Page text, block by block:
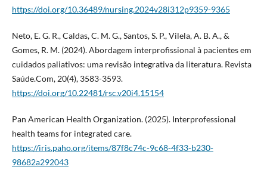
https://doi.org/10.36489/nursing.2024v28i312p9359-9365
Neto, E. G. R., Caldas, C. M. G., Santos, S. P., Vilela, A. B. A., &
Gomes, R. M. (2024). Abordagem interprofissional à pacientes em
cuidados paliativos: uma revisão integrativa da literatura. Revista
Saúde.Com, 20(4), 3583-3593.
https://doi.org/10.22481/rsc.v20i4.15154
Pan American Health Organization. (2025). Interprofessional
health teams for integrated care.
https://iris.paho.org/items/87f8c74c-9c68-4f33-b230-
98682a292043